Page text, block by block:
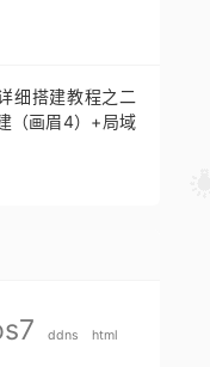
细搭建教程之二
（画眉4）+局域
ddns html